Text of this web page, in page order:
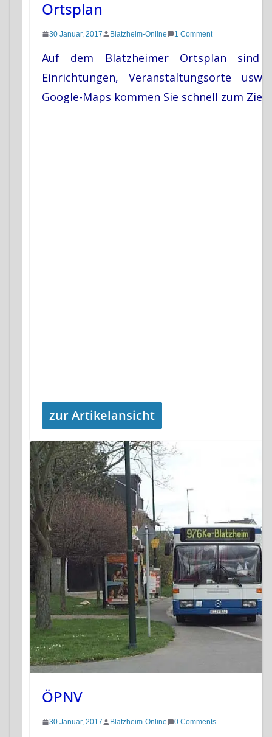
Ortsplan
30 Januar, 2017 Blatzheim-Online 1 Comment
Auf dem Blatzheimer Ortsplan sind
Einrichtungen, Veranstaltungsorte
Google-Maps kommen Sie schnell zum Ziel.
zur Artikelansicht
ÖPNV
30 Januar, 2017 Blatzheim-Online 0 Comments